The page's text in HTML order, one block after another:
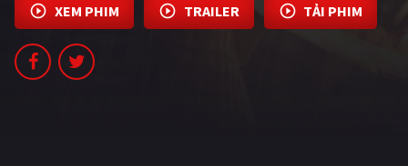
PHIM CHIẾU RẠP
TUYỂN TẬP PHIM
XEM PHIM TRAILER TẢI PHIM